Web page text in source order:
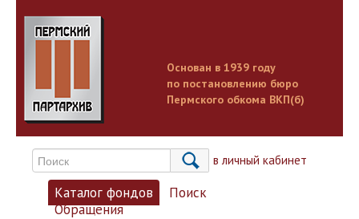
Основан в 1939 году
по постановлению бюро
Пермского обкома ВКП(б)
Вход в личный кабинет
Каталог фондов
Поиск
Обращения